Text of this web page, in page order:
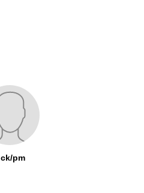
ck/pm